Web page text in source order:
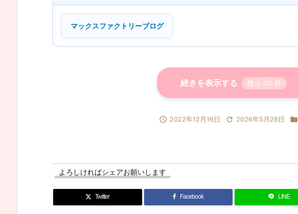
マックスファクトリーブログ
続きを表示する 残り 30 件
 2022年12月16日  2026年5月28日 
よろしければシェアお願いします
Twitter Facebook LINE